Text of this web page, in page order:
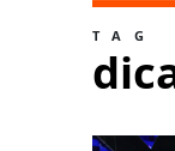
TAG